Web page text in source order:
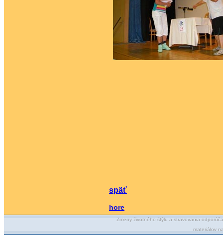
späť
hore
Zmeny životného štýlu a stravovania
materiálov